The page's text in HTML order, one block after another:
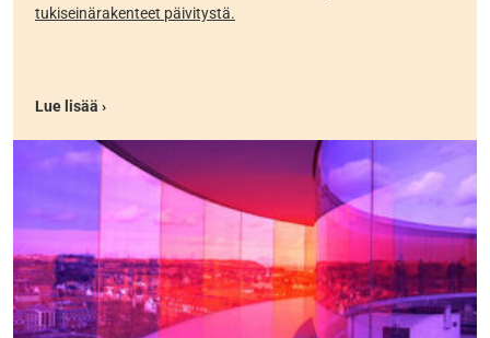
tukiseinärakenteet päivitystä.
Lue lisää ›